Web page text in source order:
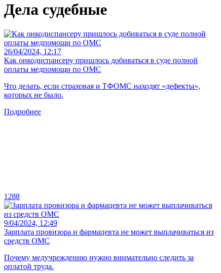
Дела судебные
26/04/2024, 12:17
Как онкодиспансеру пришлось добиваться в суде полной
оплаты медпомощи по ОМС
Что делать, если страховая и ТФОМС находят «дефекты»,
которых не было.
Подробнее
1288
9/04/2024, 12:49
Зарплата провизора и фармацевта не может выплачиваться из
средств ОМС
Почему медучреждению нужно внимательно следить за
оплатой труда.